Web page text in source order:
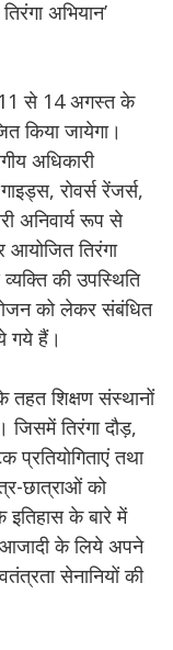
अभियान’
11 से 14 अगस्त के
किया जायेगा।
अधिकारी
रोवर्स रेंजर्स,
अनिवार्य रूप से
तिरंगा
की उपस्थिति
को लेकर संबंधित
गये हैं।
तहत शिक्षण संस्थानों
जिसमें तिरंगा दौड़,
प्रतियोगिताएं तथा
छात्राओं को
इतिहास के बारे में
आजादी के लिये अपने
सेनानियों की